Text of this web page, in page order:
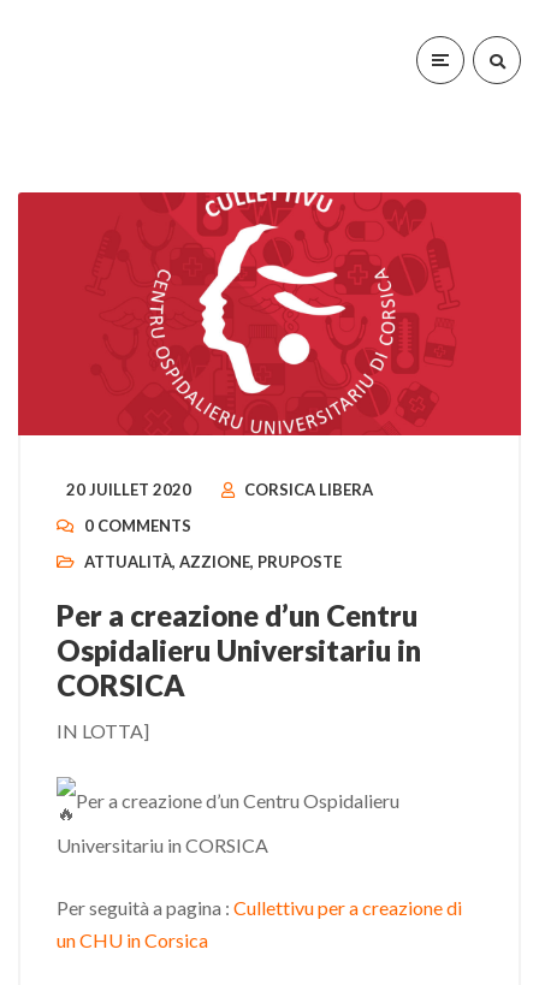
20 JUILLET 2020
CORSICA LIBERA
0 COMMENTS
ATTUALITÀ, AZZIONE, PRUPOSTE
Per a creazione d’un Centru
Ospidalieru Universitariu in
CORSICA
IN LOTTA]
Per a creazione d’un Centru Ospidalieru
Universitariu in CORSICA
Per seguità a pagina : Cullettivu per a creazione di
un CHU in Corsica